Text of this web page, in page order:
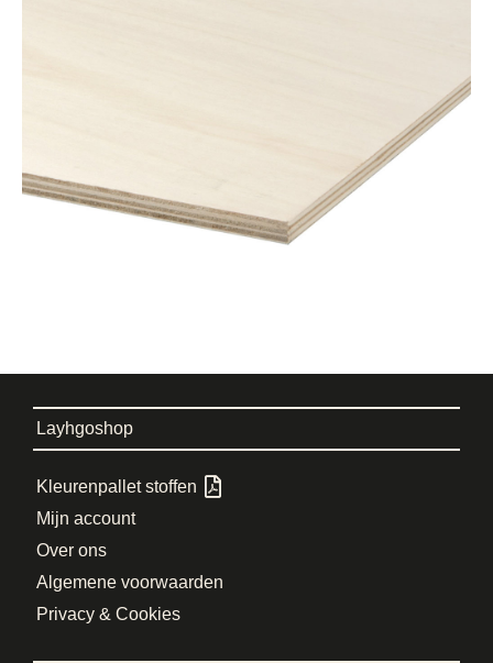
Layhgoshop
Kleurenpallet stoffen
Mijn account
Over ons
Algemene voorwaarden
Privacy & Cookies